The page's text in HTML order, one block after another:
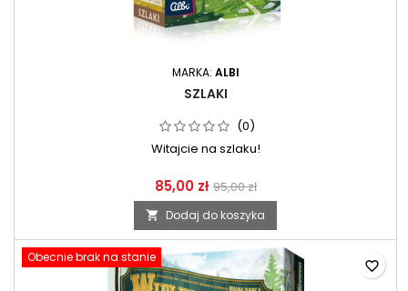
MARKA: ALBI
SZLAKI
(0)
Witajcie na szlaku!
85,00 zł 95,00 zł
 Dodaj do koszyka
Obecnie brak na stanie
favorite_border